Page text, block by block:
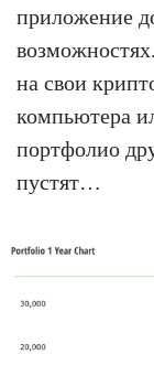
приложение
на свои
компьютера
портфолио
пустят…